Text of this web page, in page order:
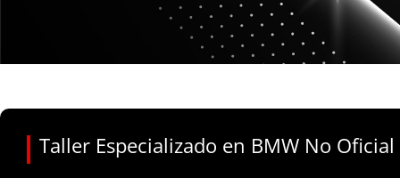
Taller Especializado en BMW No Oficial